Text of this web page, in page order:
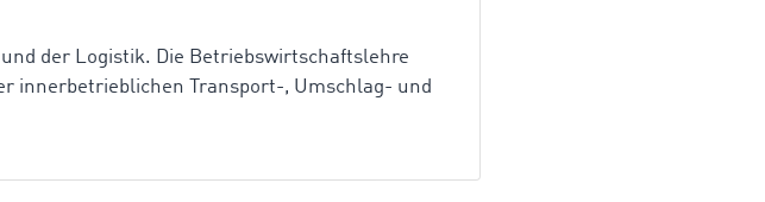
der Logistik. Die Betriebswirtschaftslehre
innerbetrieblichen Transport-, Umschlag- und